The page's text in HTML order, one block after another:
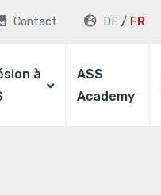
Contact DE FR
à
ASS
Academy